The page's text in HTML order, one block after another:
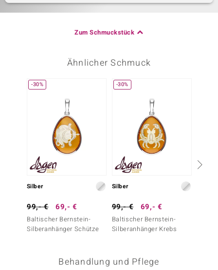
Zum Schmuckstück
Ähnlicher Schmuck
-30%
Silber
99,- € 69,- €
Baltischer Bernstein-
Silberanhänger Schütze
-30%
Silber
99,- € 69,- €
Baltischer Bernstein-
Silberanhänger Krebs
Behandlung und Pflege